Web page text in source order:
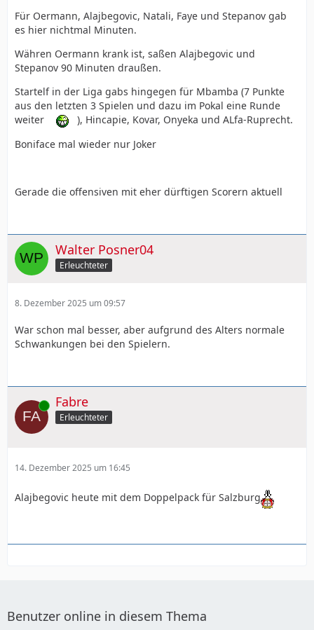
Für Oermann, Alajbegovic, Natali, Faye und Stepanov gab
es hier nichtmal Minuten.
Währen Oermann krank ist, saßen Alajbegovic und
Stepanov 90 Minuten draußen.
Startelf in der Liga gabs hingegen für Mbamba (7 Punkte
aus den letzten 3 Spielen und dazu im Pokal eine Runde
weiter
), Hincapie, Kovar, Onyeka und ALfa-Ruprecht.
Boniface mal wieder nur Joker
Gerade die offensiven mit eher dürftigen Scorern aktuell
Walter Posner04
Erleuchteter
8. Dezember 2025 um 09:57
War schon mal besser, aber aufgrund des Alters normale
Schwankungen bei den Spielern.
Online Fabre
Erleuchteter
14. Dezember 2025 um 16:45
Alajbegovic heute mit dem Doppelpack für Salzburg
Benutzer online in diesem Thema